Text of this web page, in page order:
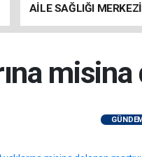
AİLE SAĞLIĞI
HAZIRLIKLAR
misina